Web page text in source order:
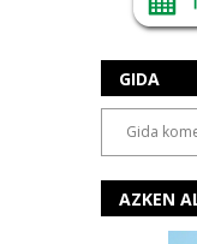
GIDA
AZKEN